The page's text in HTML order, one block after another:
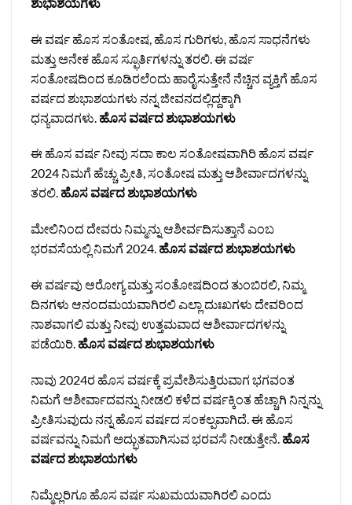
ಈ ವರ್ಷ ಹೊಸ ಸಂತೋಷ, ಹೊಸ ಗುರಿಗಳು, ಹೊಸ ಸಾಧನೆಗಳು
ಮತ್ತು ಅನೇಕ ಹೊಸ ಸ್ಫೂರ್ತಿಗಳನ್ನು ತರಲಿ. ಈ ವರ್ಷ
ಸಂತೋಷದಿಂದ ಕೂಡಿರಲೆಂದು ಹಾರೈಸುತ್ತೇನೆ ನೆಚ್ಚಿನ ವ್ಯಕ್ತಿಗೆ ಹೊಸ
ವರ್ಷದ ಶುಭಾಶಯಗಳು ನನ್ನ ಜೀವನದಲ್ಲಿದ್ದಕ್ಕಾಗಿ
ಧನ್ಯವಾದಗಳು. ಹೊಸ ವರ್ಷದ ಶುಭಾಶಯಗಳು
ಈ ಹೊಸ ವರ್ಷ ನೀವು ಸದಾ ಕಾಲ ಸಂತೋಷವಾಗಿರಿ ಹೊಸ ವರ್ಷ
2024 ನಿಮಗೆ ಹೆಚ್ಚು ಪ್ರೀತಿ, ಸಂತೋಷ ಮತ್ತು ಆಶೀರ್ವಾದಗಳನ್ನು
ತರಲಿ.ಹೊಸ ವರ್ಷದ ಶುಭಾಶಯಗಳು
ಮೇಲಿನಿಂದ ದೇವರು ನಿಮ್ಮನ್ನು ಆಶೀರ್ವದಿಸುತ್ತಾನೆ ಎಂಬ
ಭರವಸೆಯಲ್ಲಿ ನಿಮಗೆ 2024.ಹೊಸ ವರ್ಷದ ಶುಭಾಶಯಗಳು
ಈ ವರ್ಷವು ಆರೋಗ್ಯ ಮತ್ತು ಸಂತೋಷದಿಂದ ತುಂಬಿರಲಿ, ನಿಮ್ಮ
ದಿನಗಳು ಆನಂದಮಯವಾಗಿರಲಿ ಎಲ್ಲಾ ದುಃಖಗಳು ದೇವರಿಂದ
ನಾಶವಾಗಲಿ ಮತ್ತು ನೀವು ಉತ್ತಮವಾದ ಆಶೀರ್ವಾದಗಳನ್ನು
ಪಡೆಯಿರಿ.ಹೊಸ ವರ್ಷದ ಶುಭಾಶಯಗಳು
ನಾವು 2024ರ ಹೊಸ ವರ್ಷಕ್ಕೆ ಪ್ರವೇಶಿಸುತ್ತಿರುವಾಗ ಭಗವಂತ
ನಿಮಗೆ ಆಶೀರ್ವಾದವನ್ನು ನೀಡಲಿ ಕಳೆದ ವರ್ಷಕ್ಕಿಂತ ಹೆಚ್ಚಾಗಿ ನಿನ್ನನ್ನು
ಪ್ರೀತಿಸುವುದು ನನ್ನ ಹೊಸ ವರ್ಷದ ಸಂಕಲ್ಪವಾಗಿದೆ. ಈ ಹೊಸ
ವರ್ಷವನ್ನು ನಿಮಗೆ ಅದ್ಭುತವಾಗಿಸುವ ಭರವಸೆ ನೀಡುತ್ತೇನೆ. ಹೊಸ
ವರ್ಷದ ಶುಭಾಶಯಗಳು
ನಿಮ್ಮೆಲ್ಲರಿಗೂ ಹೊಸ ವರ್ಷ ಸುಖಮಯವಾಗಿರಲಿ ಎಂದು